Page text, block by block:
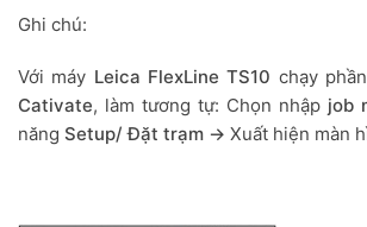
Ghi chú:
Với máy Leica FlexLine TS10 chạy
Cativate, làm tương tự: Chọn nhập job
năng Setup/ Đặt trạm → Xuất hiện màn